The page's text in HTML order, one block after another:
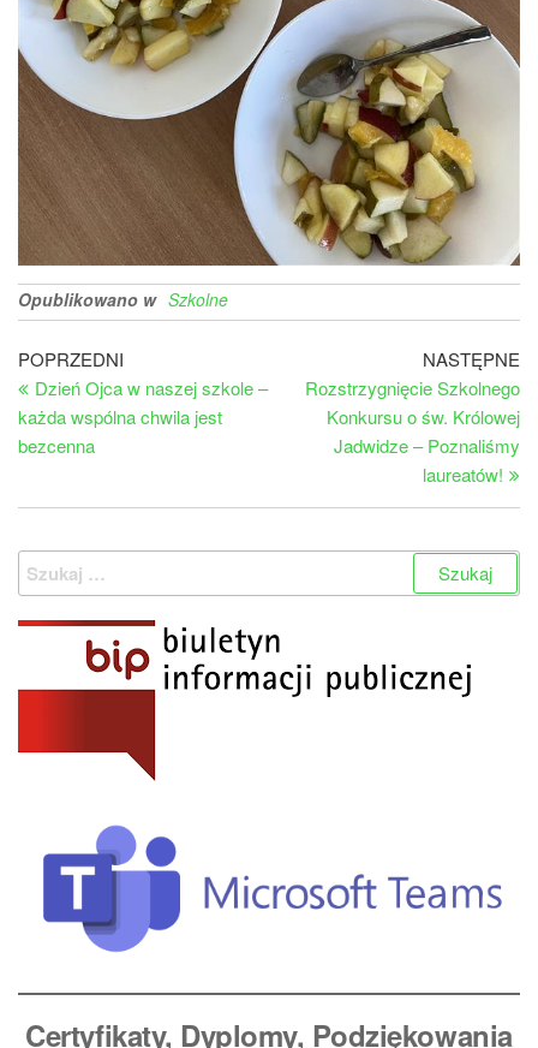
Opublikowano w Szkolne
Nawigacja
wpisu
Poprzedni
wpis
POPRZEDNI
Dzień Ojca w naszej szkole –
każda wspólna chwila jest
bezcenna
NASTĘPNE
Rozstrzygnięcie Szkolnego
Konkursu o św. Królowej
Jadwidze – Poznaliśmy
laureatów!
Szukaj:
Certyfikaty, Dyplomy, Podziękowania